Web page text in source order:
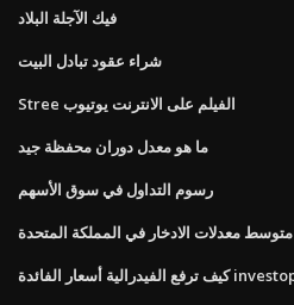
فيك الآجلة البلاد
شراء عقود تبادل البيت
Stree الفيلم على الانترنت يوتيوب
ما هو معدل دوران محفظة جيد
رسوم التداول في سوق الأسهم
متوسط ​​معدلات الادخار في المملكة المتحدة